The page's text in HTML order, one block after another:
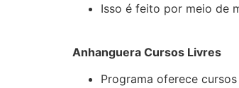
Isso é feito por meio de
Anhanguera Cursos Livres
Programa oferece